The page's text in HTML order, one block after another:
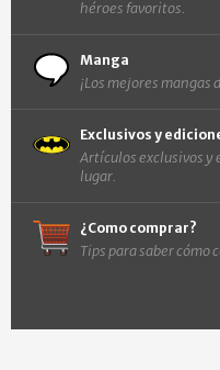
héroes favoritos.
Manga
¡Los mejores mangas
Exclusivos y
Artículos exclusivos y
lugar.
¿Como comprar?
Tips para saber cómo